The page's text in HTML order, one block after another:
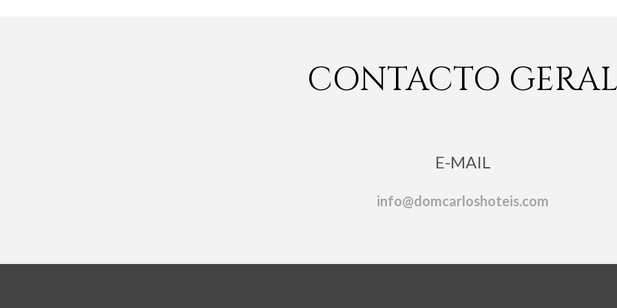
CONTACTO
E-MAIL
info@domcarloshoteis.com